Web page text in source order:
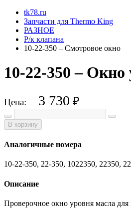
tk78.ru
Запчасти для Thermo King
РАЗНОЕ
Р/к клапана
10-22-350 – Смотровое окно
10-22-350 – Окно
Цена: 3 730 ₽
В корзину
Аналогичные номера
10-22-350, 22-350, 1022350, 22350,
Описание
Проверочное окно уровня масла